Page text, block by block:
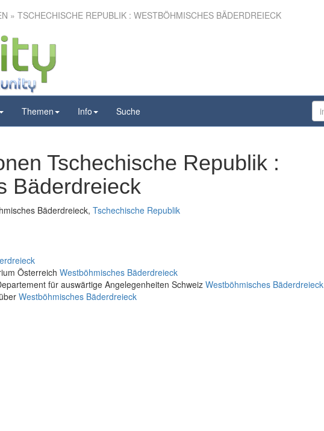
» TSCHECHISCHE REPUBLIK : WESTBÖHMISCHES BÄDERDREIECK
Themen Info Suche
Tschechische Republik :
Bäderdreieck
Bäderdreieck, Tschechische Republik
Österreich Westböhmisches Bäderdreieck
für auswärtige Angelegenheiten Schweiz Westböhmisches Bäderdreieck
Westböhmisches Bäderdreieck